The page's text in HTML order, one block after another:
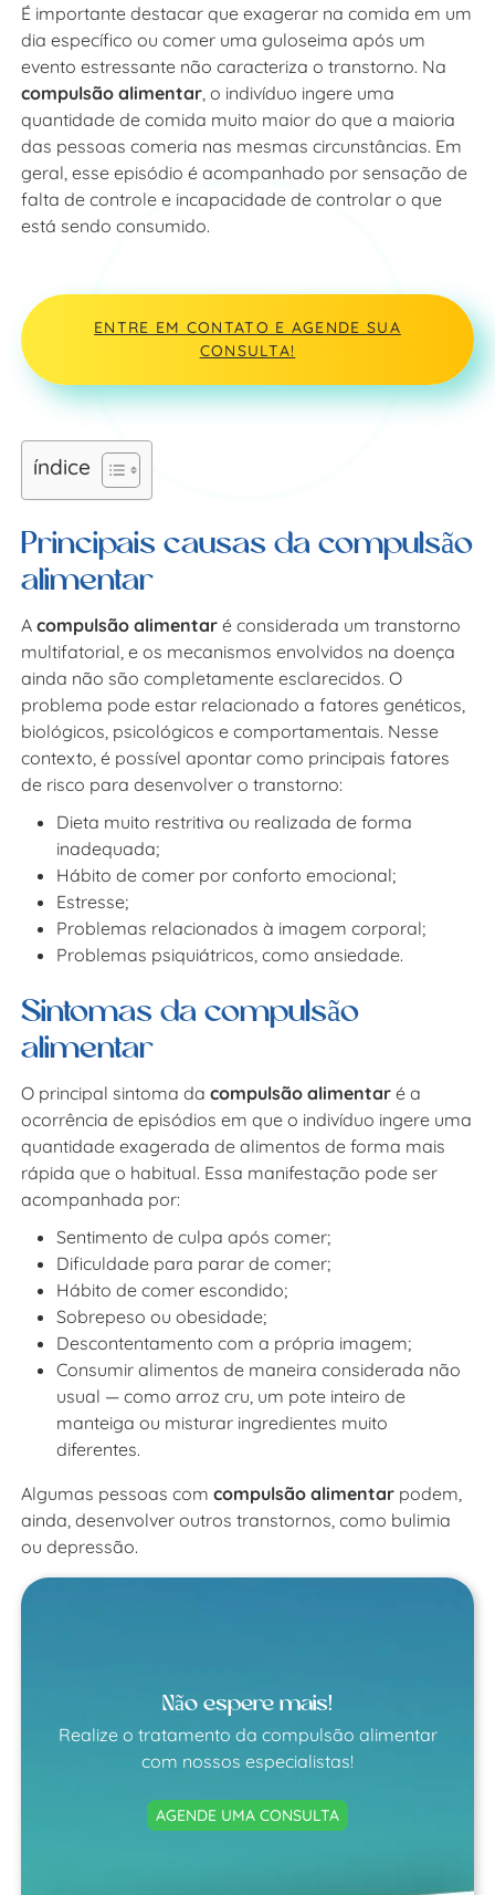
É importante destacar que exagerar na comida em um
dia específico ou comer uma guloseima após um
evento estressante não caracteriza o transtorno. Na
compulsão alimentar , o indivíduo ingere uma
quantidade de comida muito maior do que a maioria
das pessoas comeria nas mesmas circunstâncias. Em
geral, esse episódio é acompanhado por sensação de
falta de controle e incapacidade de controlar o que
está sendo consumido.
ENTRE EM CONTATO E AGENDE SUA
CONSULTA!
índice
Principais causas da compulsão
alimentar
Acompulsão alimentaré considerada um transtorno
multifatorial, e os mecanismos envolvidos na doença
ainda não são completamente esclarecidos. O
problema pode estar relacionado a fatores genéticos,
biológicos, psicológicos e comportamentais. Nesse
contexto, é possível apontar como principais fatores
de risco para desenvolver o transtorno:
Dieta muito restritiva ou realizada de forma
inadequada;
Hábito de comer por conforto emocional;
Estresse;
Problemas relacionados à imagem corporal;
Problemas psiquiátricos, como ansiedade.
Sintomas da compulsão
alimentar
O principal sintoma dacompulsão alimentaré a
ocorrência de episódios em que o indivíduo ingere uma
quantidade exagerada de alimentos de forma mais
rápida que o habitual. Essa manifestação pode ser
acompanhada por:
Sentimento de culpa após comer;
Dificuldade para parar de comer;
Hábito de comer escondido;
Sobrepeso ou obesidade;
Descontentamento com a própria imagem;
Consumir alimentos de maneira considerada não
usual — como arroz cru, um pote inteiro de
manteiga ou misturar ingredientes muito
diferentes.
Algumas pessoas comcompulsão alimentar podem,
ainda, desenvolver outros transtornos, como bulimia
ou depressão.
Não espere mais!
Realize o tratamento da compulsão alimentar
com nossos especialistas!
AGENDE UMA CONSULTA